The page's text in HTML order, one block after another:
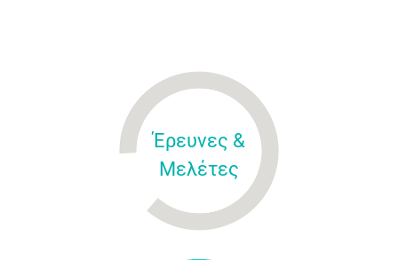
Έρευνες &
Μελέτες